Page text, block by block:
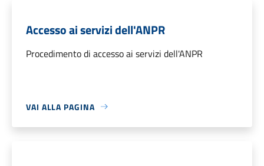
Accesso ai servizi dell'ANPR
Procedimento di accesso ai servizi dell'ANPR
VAI ALLA PAGINA